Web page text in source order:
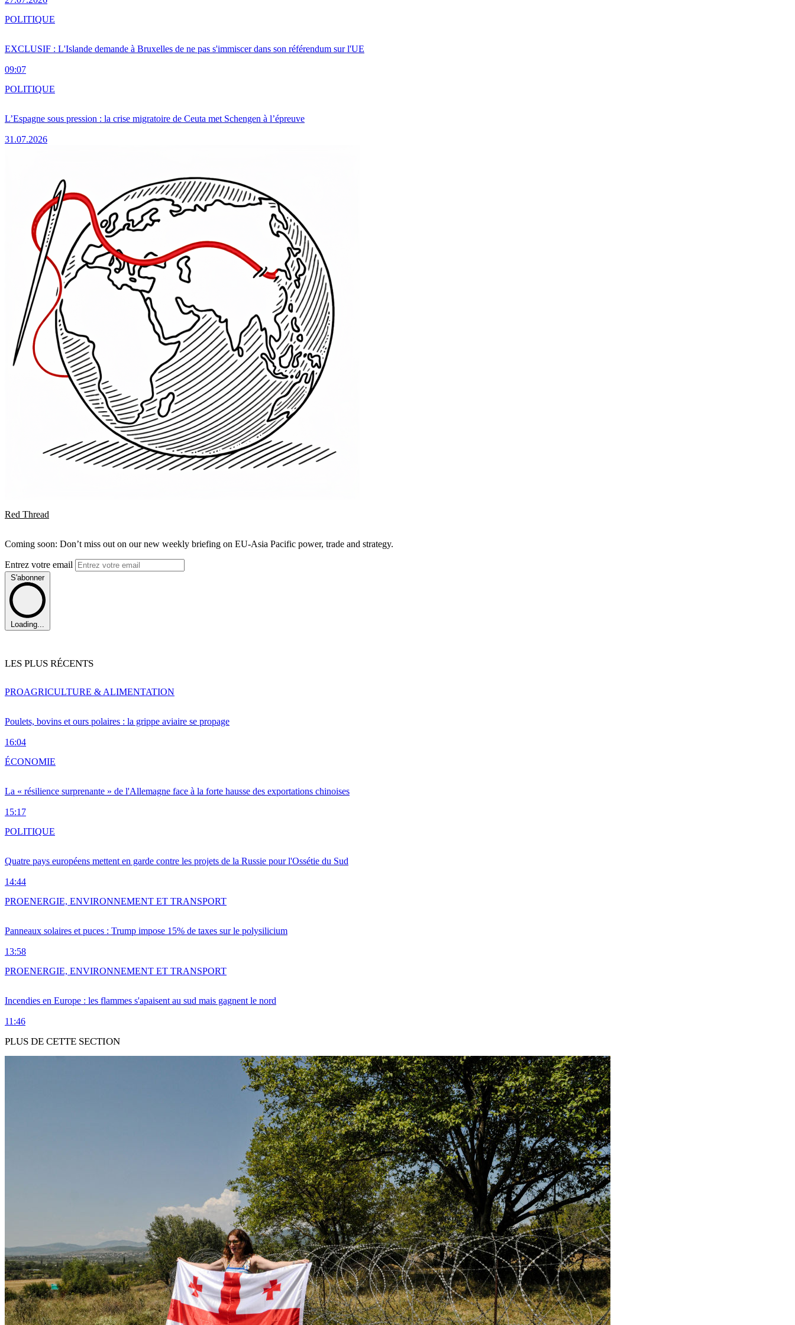
EXCLUSIF : L'Islande demande à Bruxelles de ne pas s'immiscer dans son référendum sur l'UE
09:07
POLITIQUE
L’Espagne sous pression : la crise migratoire de Ceuta met Schengen à l’épreuve
31.07.2026
POLITIQUE
Red Thread
Coming soon: Don’t miss out on our new weekly briefing on EU-Asia Pacific power, trade and strategy.
Entrez votre email
S'abonner
Loading...
LES PLUS RÉCENTS
Poulets, bovins et ours polaires : la grippe aviaire se propage
16:04
PROAGRICULTURE & ALIMENTATION
La « résilience surprenante » de l'Allemagne face à la forte hausse des exportations chinoises
15:17
ÉCONOMIE
Quatre pays européens mettent en garde contre les projets de la Russie pour l'Ossétie du Sud
14:44
POLITIQUE
Panneaux solaires et puces : Trump impose 15% de taxes sur le polysilicium
13:58
PROENERGIE, ENVIRONNEMENT ET TRANSPORT
Incendies en Europe : les flammes s'apaisent au sud mais gagnent le nord
11:46
PROENERGIE, ENVIRONNEMENT ET TRANSPORT
PLUS DE CETTE SECTION